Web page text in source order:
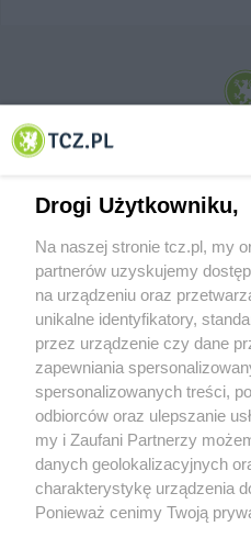
© 2001-2026 Tczew - TCZ.PL Sp. z o.o.
O FIRMIE POLITYKA
REKLAMA WSPÓŁPRACA
Nasze
Aktualności
Tcz24
Drogi Użytkowniku,
Na naszej stronie tcz.pl, my
partnerów uzyskujemy
na urządzeniu oraz
unikalne identyfikatory,
przez urządzenie czy dane
zapewniania
spersonalizowanych treści,
odbiorców oraz ulepszanie
my i Zaufani Partnerzy
danych geolokalizacyjnych
charakterystykę urządzenia
Ponieważ cenimy Twoją